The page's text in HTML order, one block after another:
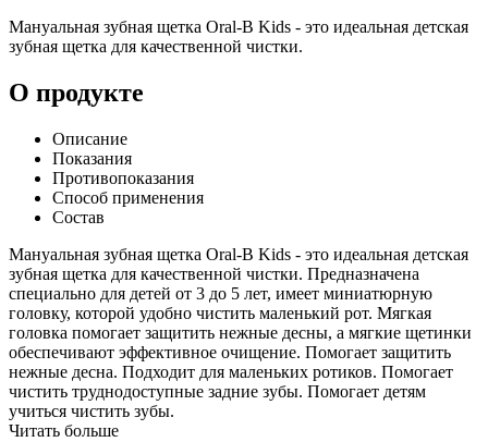
Мануальная зубная щетка Oral-B Kids - это идеальная детская
зубная щетка для качественной чистки.
О продукте
Описание
Показания
Противопоказания
Способ применения
Состав
Мануальная зубная щетка Oral-B Kids - это идеальная детская
зубная щетка для качественной чистки. Предназначена
специально для детей от 3 до 5 лет, имеет миниатюрную
головку, которой удобно чистить маленький рот. Мягкая
головка помогает защитить нежные десны, а мягкие щетинки
обеспечивают эффективное очищение. Помогает защитить
нежные десна. Подходит для маленьких ротиков. Помогает
чистить труднодоступные задние зубы. Помогает детям
учиться чистить зубы.
Читать больше